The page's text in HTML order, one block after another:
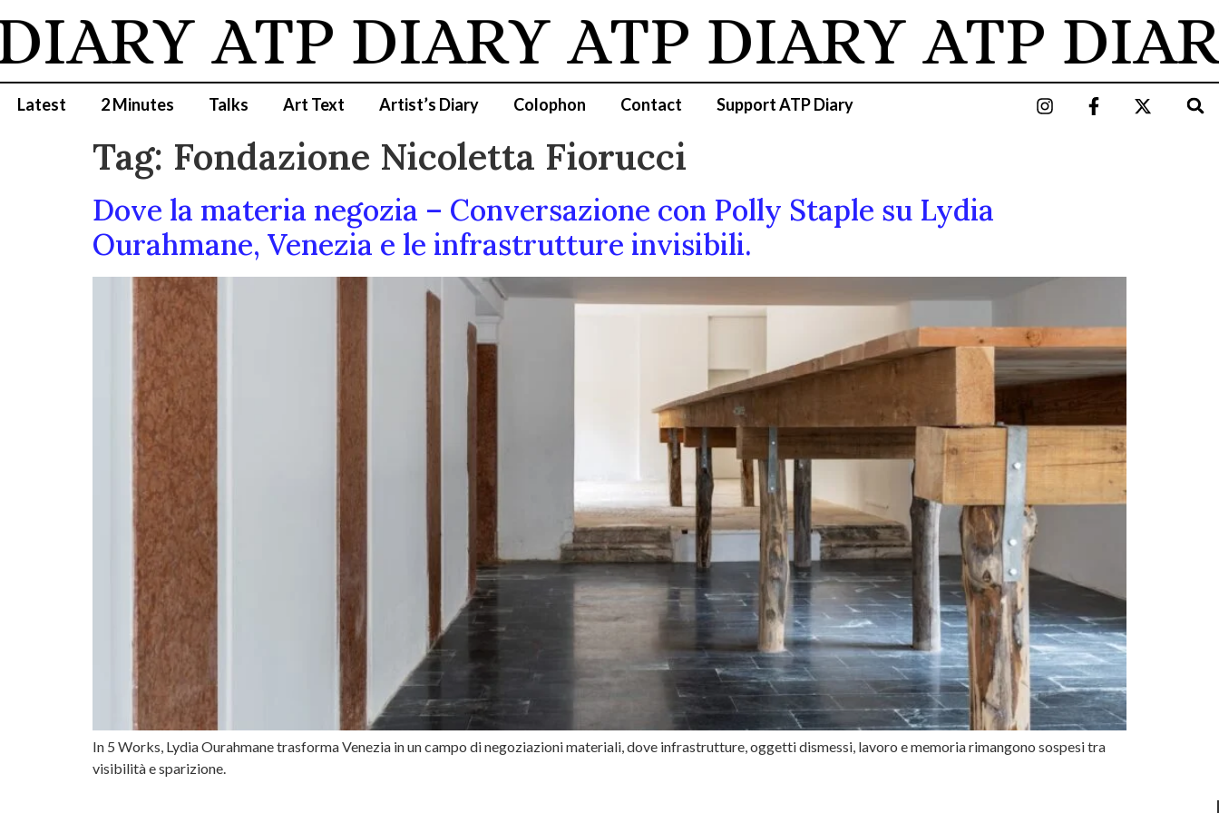
ATP DIARY ATP DIARY ATP
Latest 2 Minutes Talks Art Text Artist’s Diary Colophon Contact Support ATP Diary
Tag: Fondazione Nicoletta Fiorucci
Dove la materia negozia – Conversazione con Polly Staple su Lydia
Ourahmane, Venezia e le infrastrutture invisibili.
In 5 Works, Lydia Ourahmane trasforma Venezia in un campo di negoziazioni materiali, dove infrastrutture, oggetti dismessi, lavoro e memoria rimangono sospesi tra
visibilità e sparizione.